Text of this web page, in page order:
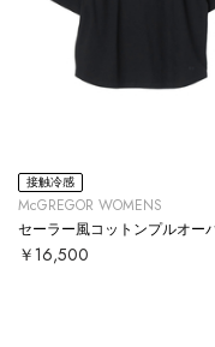
接触冷感
McGREGOR WOMENS
セーラー風コットンプルオー
￥16,500